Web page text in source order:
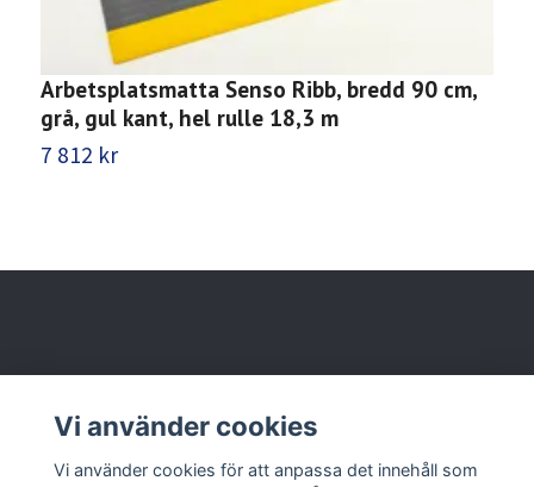
Arbetsplatsmatta Senso Ribb, bredd 90 cm,
grå, gul kant, hel rulle 18,3 m
7 812 kr
Läs mer
Vi använder cookies
Vi använder cookies för att anpassa det innehåll som